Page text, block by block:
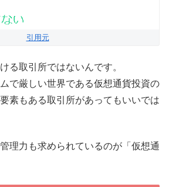
引用元
る取引所ではないんです。
で厳しい世界である仮想通貨投資の
素もある取引所があってもいいでは
理力も求められているのが「仮想通